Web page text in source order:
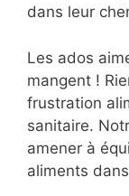
dans leur
Les ados
mangent !
frustration
sanitaire.
amener à
aliments